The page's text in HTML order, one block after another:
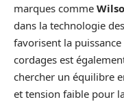
marques comme
dans la technologie
favorisent la
cordages est
chercher un équilibre
et tension faible pour